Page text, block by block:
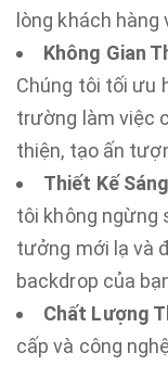
lòng khách hàng
Không Gian
Chúng tôi tối ưu
trường làm việc
thiện, tạo ấn
Thiết Kế
tôi không ngừng
tưởng mới lạ và
backdrop của
Chất Lượng
cấp và công